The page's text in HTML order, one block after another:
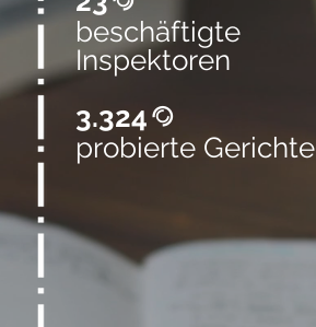
beschäftigte
Inspektoren
3.324@
probierte Gerichte